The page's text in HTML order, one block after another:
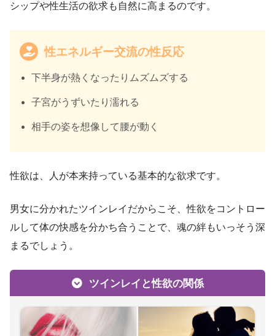
シップや性生活の欲求も自然に高まるのです。
性エネルギー交流の性反応
下半身が熱くなったりムズムズする
子宮がうずいたり濡れる
相手の姿を想像して腰が動く
性欲は、人が本来持っている基本的な欲求です。
男女に分かれたツインレイだからこそ、性欲をコントロー
ルして体の快感を分かち合うことで、魂の絆もいっそう深
まるでしょう。
ツインレイと性欲の関係